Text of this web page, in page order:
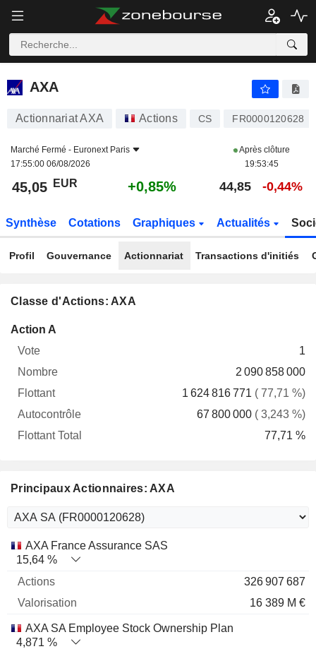
AXA
AXA
Actionnariat AXA Actions CS FR0000120628
Marché Fermé - Euronext Paris
17:55:00 06/08/2026
Après clôture
19:53:45
45,05 EUR +0,85% 44,85 -0,44%
Synthèse Cotations Graphiques Actualités
Profil Gouvernance Actionnariat Transactions d'initiés
Classe d'Actions: AXA
Action A
1
2 090 858 000
1 624 816 771 ( 77,71 %)
67 800 000 ( 3,243 %)
77,71 %
Principaux Actionnaires: AXA
Nom Actions % Valorisation
AXA France Assurance SAS
15,64 %
326 907 687
16 389 M €
AXA SA Employee Stock Ownership Plan
4,871 %